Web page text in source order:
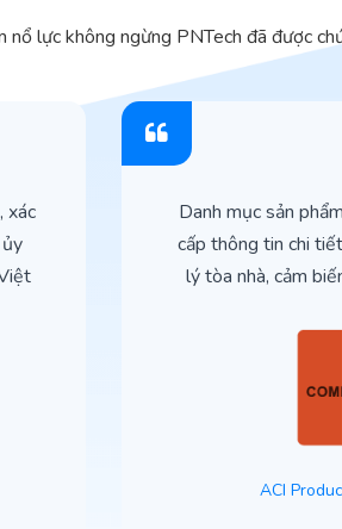
nổ lực không ngừng PNTech đã được
xác
Danh mục sản
cấp thông tin chi
lý tòa nhà, cảm
ACI